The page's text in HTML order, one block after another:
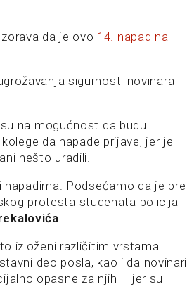
da je ovo 14. napad na
sigurnosti novinara
na mogućnost da budu
da napade prijave, jer je
nešto uradili.
Podsećamo da je pre
protesta studenata policija
izloženi različitim vrstama
deo posla, kao i da novinari
opasne za njih – jer su